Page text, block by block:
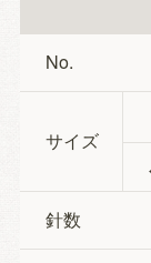
No.
サイズ
針数